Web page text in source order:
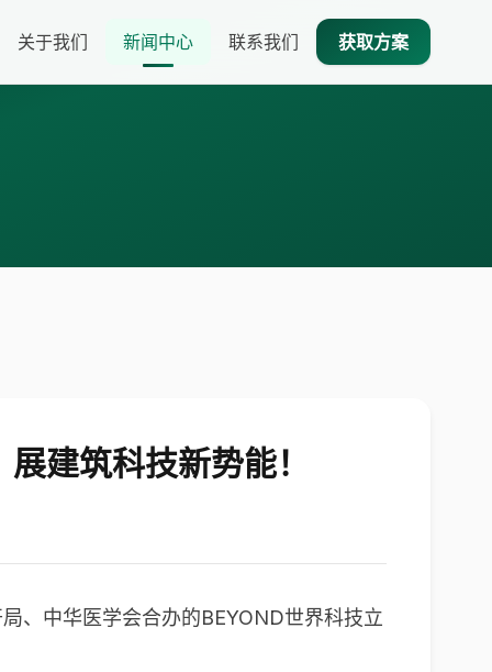
关于我们 新闻中心 联系我们 获取方案
建筑科技新势能！
、中华医学会合办的BEYOND世界科技立